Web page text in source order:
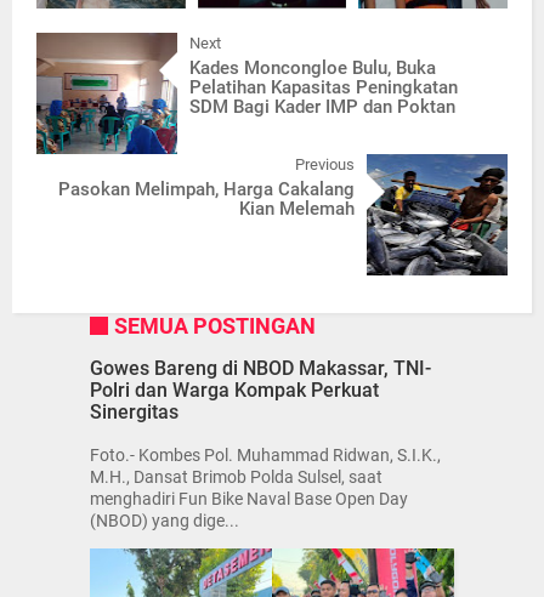
Next
Kades Moncongloe Bulu, Buka
Pelatihan Kapasitas Peningkatan
SDM Bagi Kader IMP dan Poktan
Previous
Pasokan Melimpah, Harga Cakalang
Kian Melemah
SEMUA POSTINGAN
Gowes Bareng di NBOD Makassar, TNI-
Polri dan Warga Kompak Perkuat
Sinergitas
Foto.- Kombes Pol. Muhammad Ridwan, S.I.K.,
M.H., Dansat Brimob Polda Sulsel, saat
menghadiri Fun Bike Naval Base Open Day
(NBOD) yang dige...